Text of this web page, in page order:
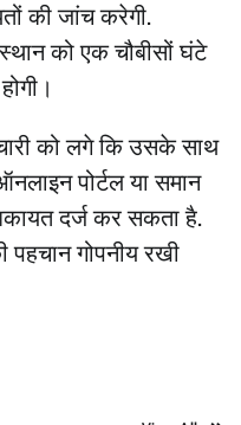
की जांच करेगी.
को एक चौबीसों घंटे
को लगे कि उसके साथ
पोर्टल या समान
दर्ज कर सकता है.
गोपनीय रखी